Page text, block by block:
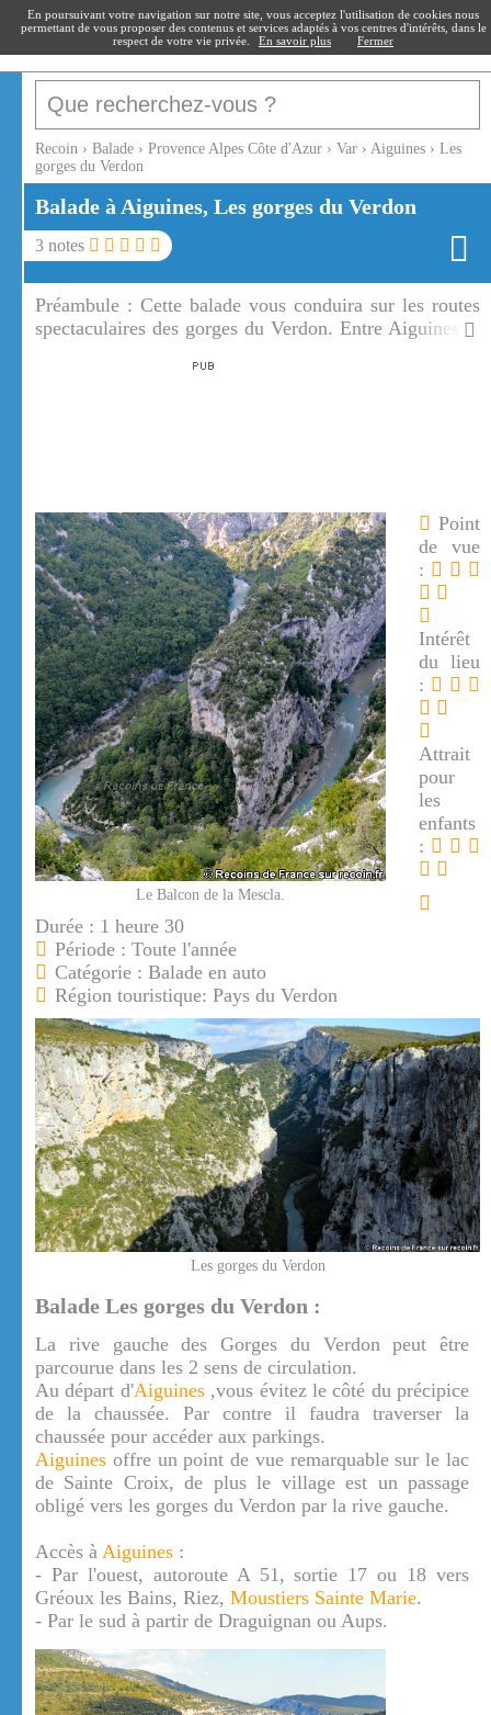
recoin.fr
Recoin › Balade › Provence Alpes Côte d'Azur › Var › Aiguines › Les
gorges du Verdon
Balade à Aiguines, Les gorges du Verdon
3 notes
Préambule : Cette balade vous conduira sur les routes
spectaculaires des gorges du Verdon. Entre Aiguines et
Le Balcon de la Mescla.
Point
de vue
:
Intérêt
du lieu
:
Attrait
pour
les
enfants
:
Durée : 1 heure 30
Période : Toute l'année
Catégorie : Balade en auto
Région touristique: Pays du Verdon
Les gorges du Verdon
Balade Les gorges du Verdon :
La rive gauche des Gorges du Verdon peut être
parcourue dans les 2 sens de circulation.
Au départ d'Aiguines,vous évitez le côté du précipice
de la chaussée. Par contre il faudra traverser la
chaussée pour accéder aux parkings.
Aiguines offre un point de vue remarquable sur le lac
de Sainte Croix, de plus le village est un passage
obligé vers les gorges du Verdon par la rive gauche.
Accès à Aiguines :
- Par l'ouest, autoroute A 51, sortie 17 ou 18 vers
Gréoux les Bains, Riez, Moustiers Sainte Marie.
- Par le sud à partir de Draguignan ou Aups.
En poursuivant votre navigation sur notre site, vous acceptez l'utilisation de cookies nous
permettant de vous proposer des contenus et services adaptés à vos centres d'intérêts, dans le
respect de votre vie privée.
En savoir plus Fermer